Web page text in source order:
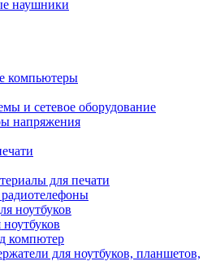
наушники
компьютеры
и сетевое оборудование
напряжения
для печати
ноутбуков
компютер
для ноутбуков, планшетов,